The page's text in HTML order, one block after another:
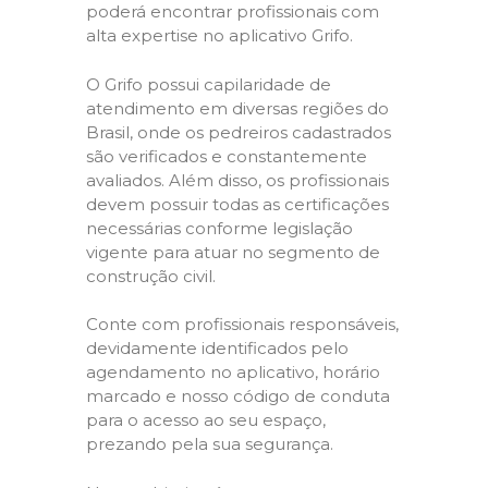
poderá encontrar profissionais com
alta expertise no aplicativo Grifo.
O Grifo possui capilaridade de
atendimento em diversas regiões do
Brasil, onde os pedreiros cadastrados
são verificados e constantemente
avaliados. Além disso, os profissionais
devem possuir todas as certificações
necessárias conforme legislação
vigente para atuar no segmento de
construção civil.
Conte com profissionais responsáveis,
devidamente identificados pelo
agendamento no aplicativo, horário
marcado e nosso código de conduta
para o acesso ao seu espaço,
prezando pela sua segurança.